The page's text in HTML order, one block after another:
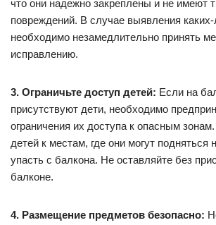
что они надежно закреплены и не имеют
повреждений. В случае выявления
необходимо незамедлительно принять
исправлению.
3. Ограничьте доступ детей: Если на
присутствуют дети, необходимо
ограничения их доступа к опасным
детей к местам, где они могут подняться
упасть с балкона. Не оставляйте без
балконе.
4. Размещение предметов безопасно: